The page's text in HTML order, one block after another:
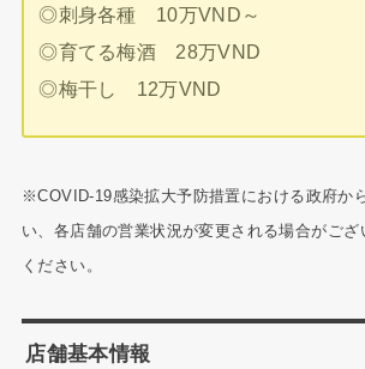
◎刺身各種 10万VND～
◎育てる梅酒 28万VND
◎梅干し 12万VND
※COVID-19感染拡大予防措置における政府か
い、各店舗の営業状況が変更される場合がござ
ください。
店舗基本情報